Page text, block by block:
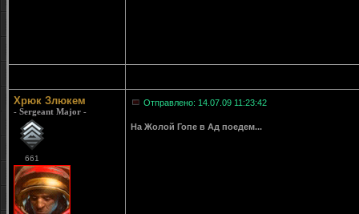
Хрюк Злюкем
- Sergeant Major -
661
Отправлено: 14.07.09 11:23:42
На Жолой Гопе в Ад поедем...